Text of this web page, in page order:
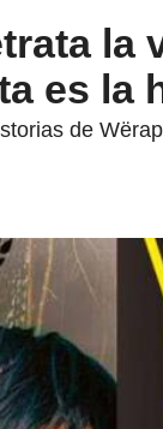
la
es la
de